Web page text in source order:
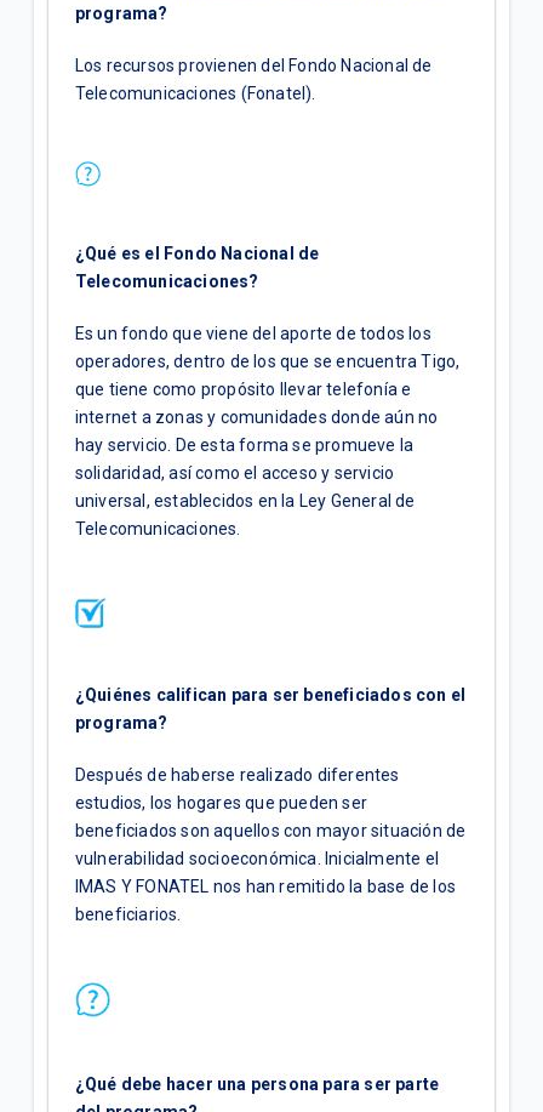
programa?
Los recursos provienen del Fondo Nacional de
Telecomunicaciones (Fonatel).
¿Qué es el Fondo Nacional de
Telecomunicaciones?
Es un fondo que viene del aporte de todos los
operadores, dentro de los que se encuentra Tigo,
que tiene como propósito llevar telefonía e
internet a zonas y comunidades donde aún no
hay servicio. De esta forma se promueve la
solidaridad, así como el acceso y servicio
universal, establecidos en la Ley General de
Telecomunicaciones.
¿Quiénes califican para ser beneficiados con el
programa?
Después de haberse realizado diferentes
estudios, los hogares que pueden ser
beneficiados son aquellos con mayor situación de
vulnerabilidad socioeconómica. Inicialmente el
IMAS Y FONATEL nos han remitido la base de los
beneficiarios.
¿Qué debe hacer una persona para ser parte